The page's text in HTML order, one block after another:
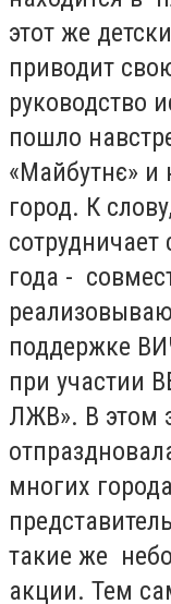
этот же
приводит
руководство
пошло
«Майбутнє»
город. К
года -
поддержке
при участии
ЛЖВ». В этом
многих
такие же
акции. Тем